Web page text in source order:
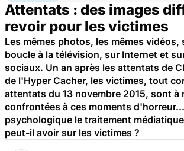
Attentats : des images
revoir pour les victimes
Les mêmes photos, les mêmes
boucle à la télévision, sur Internet et
sociaux. Un an après les attentats de
de l'Hyper Cacher, les victimes, tout
attentats du 13 novembre 2015, sont à
confrontées à ces moments
psychologique le traitement
peut-il avoir sur les victimes ?